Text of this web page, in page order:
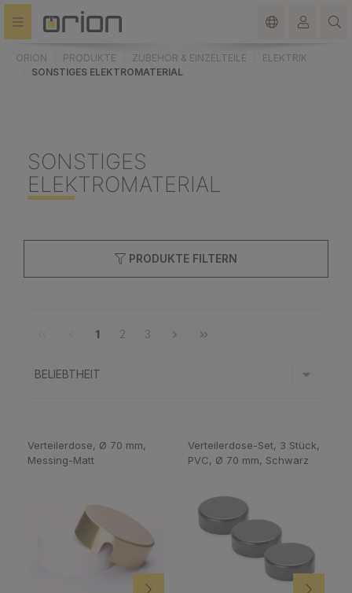
springen
ORION PRODUKTE ZUBEHÖR & EINZELTEILE
ELEKTRIK
SONSTIGES ELEKTROMATERIAL
SONSTIGES
ELEKTROMATERIAL
PRODUKTE FILTERN
1 2 3
Verteilerdose, Ø 70 mm,
Messing-Matt
Verteilerdose-Set, 3 Stück,
PVC, Ø 70 mm, Schwarz